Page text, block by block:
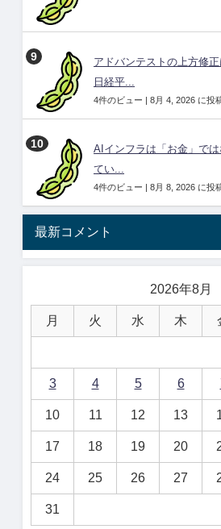
アドバンテストの上方修正
日経平...
4件のビュー | 8月 4, 2026 に投
AIインフラは「お金」で
てい...
4件のビュー | 8月 8, 2026 に投
最新コメント
2026年8月
月 火 水 木
3 4 5 6
10 11 12 13
17 18 19 20
24 25 26 27
31